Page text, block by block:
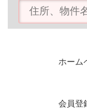
ホーム
会員登